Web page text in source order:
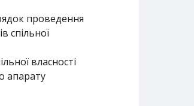
проведення
спільної
власності
апарату